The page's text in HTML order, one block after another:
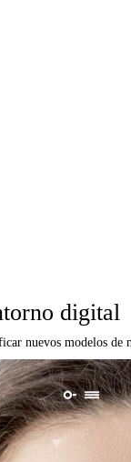
digital
nuevos modelos de